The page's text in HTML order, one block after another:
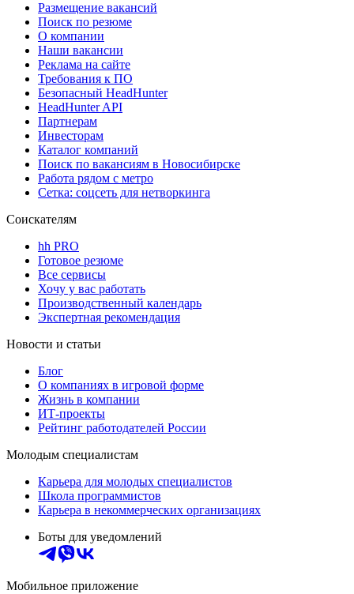
Размещение вакансий
Поиск по резюме
О компании
Наши вакансии
Реклама на сайте
Требования к ПО
Безопасный HeadHunter
HeadHunter API
Партнерам
Инвесторам
Каталог компаний
Поиск по вакансиям в Новосибирске
Работа рядом с метро
Сетка: соцсеть для нетворкинга
Соискателям
hh PRO
Готовое резюме
Все сервисы
Хочу у вас работать
Производственный календарь
Экспертная рекомендация
Новости и статьи
Блог
О компаниях в игровой форме
Жизнь в компании
ИТ-проекты
Рейтинг работодателей России
Молодым специалистам
Карьера для молодых специалистов
Школа программистов
Карьера в некоммерческих организациях
Боты для уведомлений
Мобильное приложение